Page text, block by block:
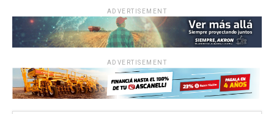
ADVERTISEMENT
ADVERTISEMENT